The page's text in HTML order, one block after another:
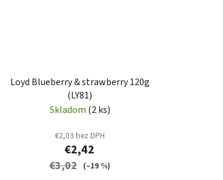
Loyd Blueberry & strawberry 120g
(LY81)
Skladom (2 ks)
€2,03 bez DPH
€2,42
€3,02 (–19 %)